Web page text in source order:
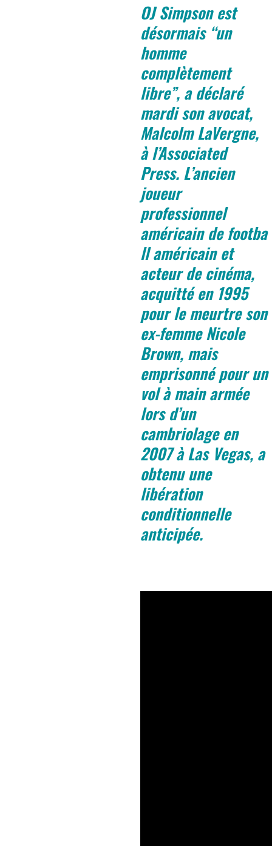
OJ Simpson est
désormais “un
homme
complètement
libre”, a déclaré
mardi son avocat,
Malcolm LaVergne,
à l’Associated
Press. L’ancien
joueur
professionnel
américain de footba
ll américain et
acteur de cinéma,
acquitté en 1995
pour le meurtre son
ex-femme Nicole
Brown, mais
emprisonné pour un
vol à main armée
lors d’un
cambriolage en
2007 à Las Vegas, a
obtenu une
libération
conditionnelle
anticipée.